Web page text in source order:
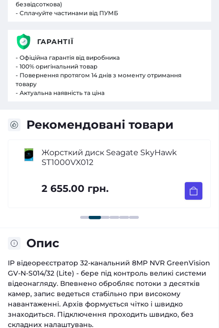
Рекомендовані товари
Жорсткий диск Seagate SkyHawk
ST1000VX012
2 655.00 грн.
Опис
IP відеореєстратор 32-канальний 8MP NVR GreenVision
GV-N-S014/32 (Lite) - бере під контроль великі системи
відеонагляду. Впевнено обробляє потоки з десятків
камер, запис ведеться стабільно при високому
навантаженні. Архів формується чітко і швидко
знаходиться. Підключення проходить швидко, без
складних налаштувань.
безвідсоткова)
- Сплачуйте частинами від ПУМБ
ГАРАНТІЇ
- Офіційна гарантія від виробника
- 100% оригінальний товар
- Повернення протягом 14 днів з моменту отримання
товару
- Актуальна наявність та ціна